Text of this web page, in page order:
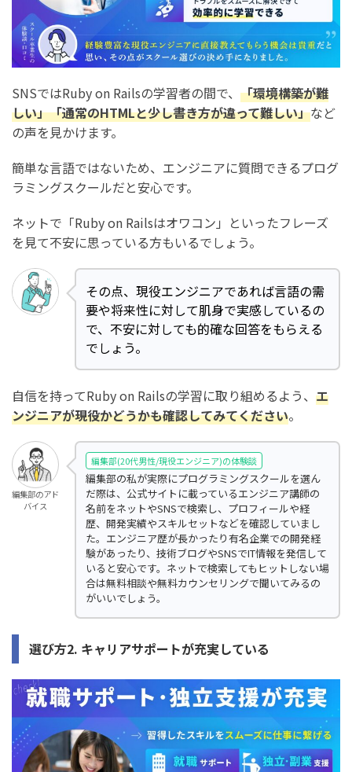
SNSではRuby on Railsの学習者の間で、 「環境構築が難
しい」「通常のHTMLと少し書き方が違って難しい」など
の声を見かけます。
簡単な言語ではないため、エンジニアに質問できるプログ
ラミングスクールだと安心です。
ネットで「Ruby on Railsはオワコン」といったフレーズ
を見て不安に思っている方もいるでしょう。
その点、現役エンジニアであれば言語の需
要や将来性に対して肌身で実感しているの
で、不安に対しても的確な回答をもらえる
でしょう。
自信を持ってRuby on Railsの学習に取り組めるよう、 エ
ンジニアが現役かどうかも確認してみてください。
編集部のアド
バイス
編集部(20代男性/現役エンジニア)の体験談
編集部の私が実際にプログラミングスクールを選ん
だ際は、公式サイトに載っているエンジニア講師の
名前をネットやSNSで検索し、プロフィールや経
歴、開発実績やスキルセットなどを確認していまし
た。エンジニア歴が長かったり有名企業での開発経
験があったり、技術ブログやSNSでIT情報を発信して
いると安心です。ネットで検索してもヒットしない場
合は無料相談や無料カウンセリングで聞いてみるの
がいいでしょう。
選び方2. キャリアサポートが充実している